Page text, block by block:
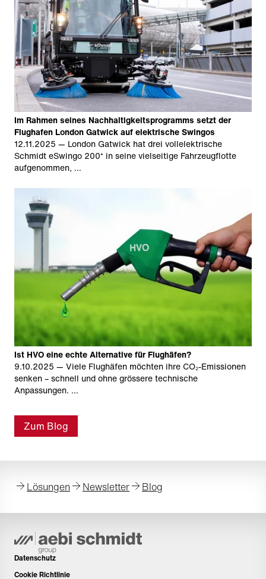
Im Rahmen seines Nachhaltigkeitsprogramms setzt der
Flughafen London Gatwick auf elektrische Swingos
12.11.2025 — London Gatwick hat drei vollelektrische
Schmidt eSwingo 200⁺ in seine vielseitige Fahrzeugflotte
aufgenommen, …
Ist HVO eine echte Alternative für Flughäfen?
9.10.2025 — Viele Flughäfen möchten ihre CO₂-Emissionen
senken – schnell und ohne grössere technische
Anpassungen. …
Zum Blog
Lösungen Newsletter Blog
Datenschutz
Cookie Richtlinie